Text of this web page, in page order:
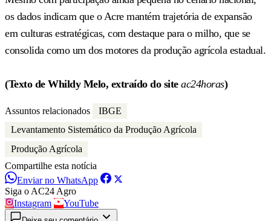
os dados indicam que o Acre mantém trajetória de expansão
em culturas estratégicas, com destaque para o milho, que se
consolida como um dos motores da produção agrícola estadual.
(Texto de Whildy Melo, extraído do site ac24horas)
Assuntos relacionados
IBGE
Levantamento Sistemático da Produção Agrícola
Produção Agrícola
Compartilhe esta notícia
Enviar no WhatsApp
Siga o AC24 Agro
Instagram
YouTube